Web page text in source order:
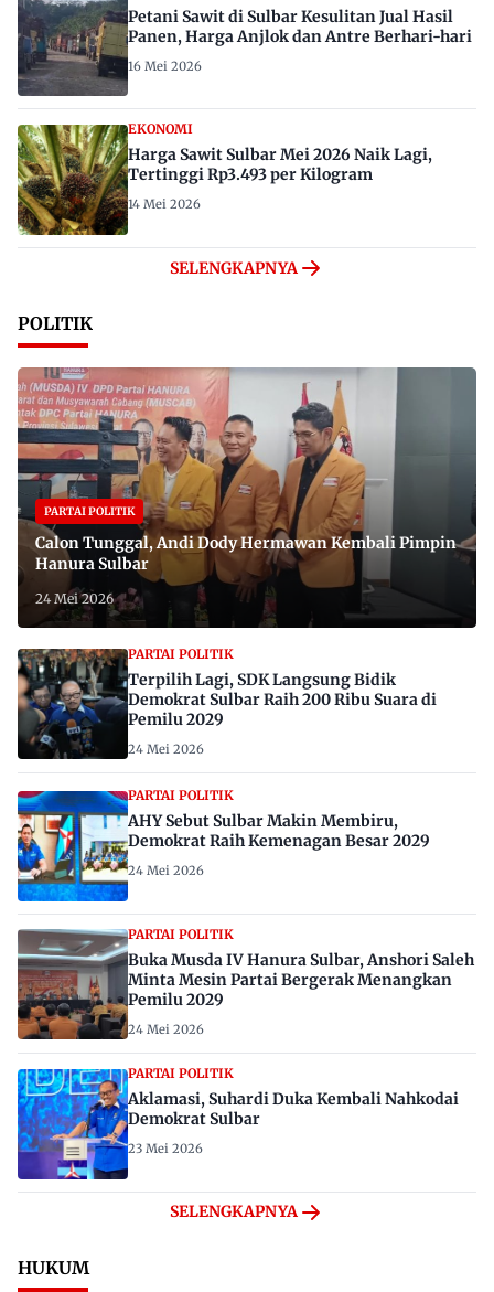
Petani Sawit di Sulbar Kesulitan Jual Hasil
Panen, Harga Anjlok dan Antre Berhari-hari
16 Mei 2026
EKONOMI
Harga Sawit Sulbar Mei 2026 Naik Lagi,
Tertinggi Rp3.493 per Kilogram
14 Mei 2026
SELENGKAPNYA
POLITIK
PARTAI POLITIK
Calon Tunggal, Andi Dody Hermawan Kembali Pimpin
Hanura Sulbar
24 Mei 2026
PARTAI POLITIK
Terpilih Lagi, SDK Langsung Bidik
Demokrat Sulbar Raih 200 Ribu Suara di
Pemilu 2029
24 Mei 2026
PARTAI POLITIK
AHY Sebut Sulbar Makin Membiru,
Demokrat Raih Kemenagan Besar 2029
24 Mei 2026
PARTAI POLITIK
Buka Musda IV Hanura Sulbar, Anshori Saleh
Minta Mesin Partai Bergerak Menangkan
Pemilu 2029
24 Mei 2026
PARTAI POLITIK
Aklamasi, Suhardi Duka Kembali Nahkodai
Demokrat Sulbar
23 Mei 2026
SELENGKAPNYA
HUKUM